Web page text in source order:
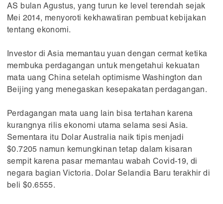
AS bulan Agustus, yang turun ke level terendah sejak
Mei 2014, menyoroti kekhawatiran pembuat kebijakan
tentang ekonomi.
Investor di Asia memantau yuan dengan cermat ketika
membuka perdagangan untuk mengetahui kekuatan
mata uang China setelah optimisme Washington dan
Beijing yang menegaskan kesepakatan perdagangan.
Perdagangan mata uang lain bisa tertahan karena
kurangnya rilis ekonomi utama selama sesi Asia.
Sementara itu Dolar Australia naik tipis menjadi
$0.7205 namun kemungkinan tetap dalam kisaran
sempit karena pasar memantau wabah Covid-19, di
negara bagian Victoria. Dolar Selandia Baru terakhir di
beli $0.6555.